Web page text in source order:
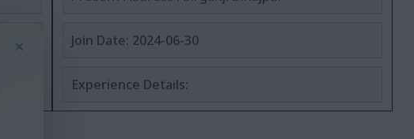
Join Date: 2024-06-30
Experience Details:
×